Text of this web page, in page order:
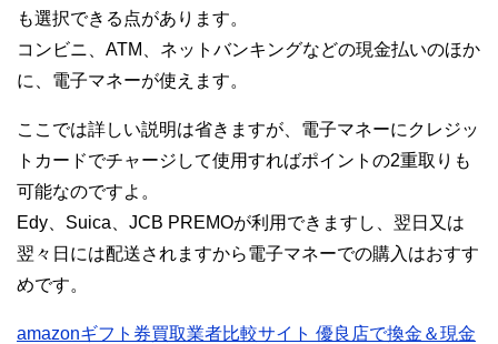
も選択できる点があります。
コンビニ、ATM、ネットバンキングなどの現金払いのほか
に、電子マネーが使えます。
ここでは詳しい説明は省きますが、電子マネーにクレジッ
トカードでチャージして使用すればポイントの2重取りも
可能なのですよ。
Edy、Suica、JCB PREMOが利用できますし、翌日又は
翌々日には配送されますから電子マネーでの購入はおすす
めです。
amazonギフト券買取業者比較サイト 優良店で換金＆現金